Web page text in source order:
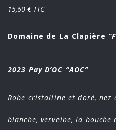
15,60 € TTC
Domaine de La Clapière
2023 Pay D’OC “AOC”
Robe cristalline et doré, nez
blanche, verveine, la